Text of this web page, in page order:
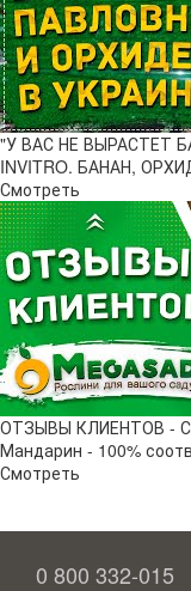
"У ВАС НЕ ВЫРАСТЕТ
INVITRO. БАНАН,
Смотреть
ОТЗЫВЫ КЛИЕНТОВ -
Мандарин - 100%
Смотреть
0 800 332-015